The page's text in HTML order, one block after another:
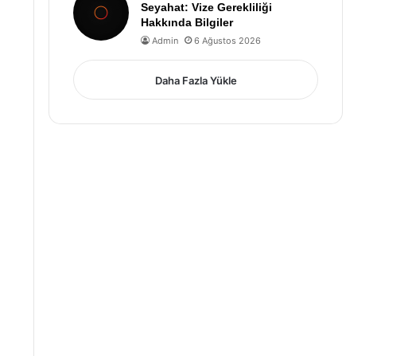
Seyahat: Vize Gerekliliği
Hakkında Bilgiler
Admin 6 Ağustos 2026
Daha Fazla Yükle